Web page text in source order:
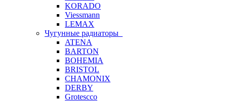
KORADO
Viessmann
LEMAX
Чугунные радиаторы
ATENA
BARTON
BOHEMIA
BRISTOL
CHAMONIX
DERBY
Grotescco